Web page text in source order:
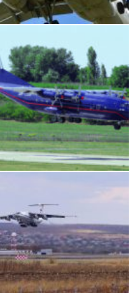
Airbus A319-114 D-AILN, Lufthansa, Франкфурт-Кишинев, 24/06/18